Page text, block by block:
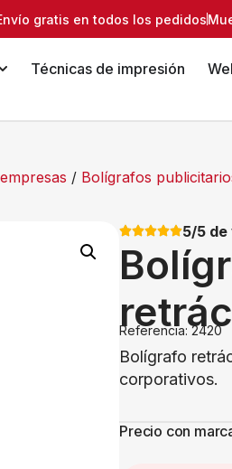
gratis en todos los pedidos
Técnicas de impresión
/ Bolígrafos
5/5
Referencia: 2420
Bolígrafo
corporativos.
Precio con